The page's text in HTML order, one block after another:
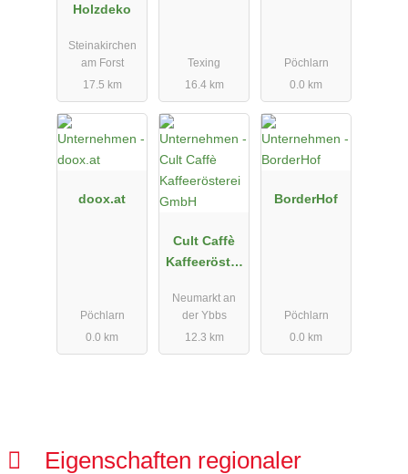
Holzdeko
Steinakirchen
am Forst
17.5 km
Texing
16.4 km
Pöchlarn
0.0 km
doox.at
Pöchlarn
0.0 km
Cult Caffè
Kaffeeröster
Neumarkt an
der Ybbs
12.3 km
BorderHof
Pöchlarn
0.0 km
Eigenschaften regionaler